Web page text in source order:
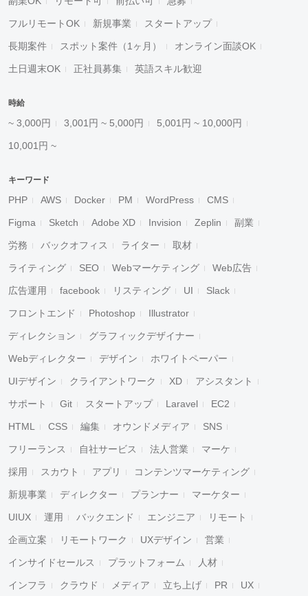
フルリモートOK 新規事業 スタートアップ
長期案件 スポット案件（1ヶ月） オンライン面談OK
土日週末OK 正社員募集 英語スキル歓迎
時給
~ 3,000円 3,001円 ~ 5,000円 5,001円 ~ 10,000円
10,001円 ~
キーワード
PHP AWS Docker PM WordPress CMS
Figma Sketch Adobe XD Invision Zeplin 副業
労務 バックオフィス ライター 取材
ライティング SEO Webマーケティング Web広告
広告運用 facebook リスティング UI Slack
フロントエンド Photoshop Illustrator
ディレクション グラフィックデザイナー
Webディレクター デザイン ホワイトペーパー
UIデザイン クライアントワーク XD アシスタント
サポート Git スタートアップ Laravel EC2
HTML CSS 編集 オウンドメディア SNS
フリーランス 自社サービス 法人営業 マーケ
採用 スカウト アプリ コンテンツマーケティング
新規事業 ディレクター プランナー マーケター
UIUX 運用 バックエンド エンジニア リモート
企画立案 リモートワーク UXデザイン 営業
インサイドセールス プラットフォーム 人材
インフラ クラウド メディア 立ち上げ PR UX